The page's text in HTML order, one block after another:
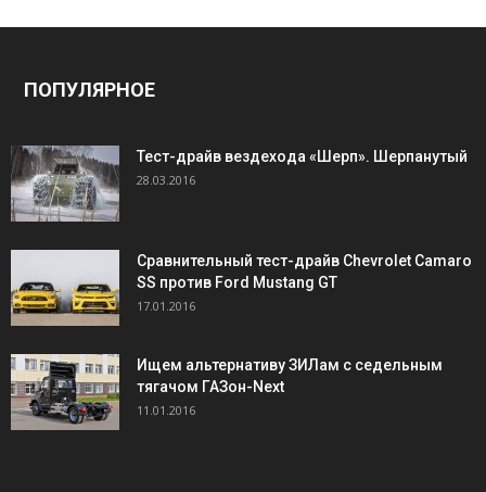
ПОПУЛЯРНОЕ
Тест-драйв вездехода «Шерп». Шерпанутый
28.03.2016
Сравнительный тест-драйв Chevrolet Camaro
SS против Ford Mustang GT
17.01.2016
Ищем альтернативу ЗИЛам с седельным
тягачом ГАЗон-Next
11.01.2016